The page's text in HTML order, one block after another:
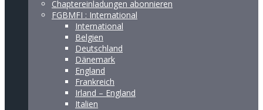
Chaptereinladungen abonnieren
FGBMFI : International
International
Belgien
Deutschland
Dänemark
England
Frankreich
Irland – England
Italien